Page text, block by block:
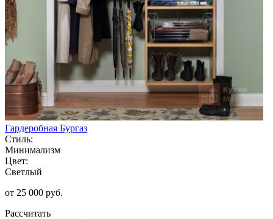
Гардеробная Бургаз
Стиль:
Минимализм
Цвет:
Светлый
от 25 000 руб.
Рассчитать